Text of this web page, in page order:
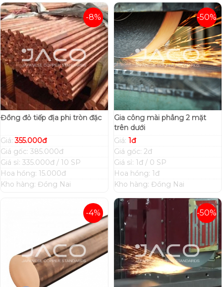
-8%
Đồng đỏ tiếp địa phi tròn đặc
Giá:355.000đ
Giá gốc: 385.000đ
Giá sỉ: 335.000đ / 10 SP
Hoa hồng: 15.000đ
Kho hàng: Đồng Nai
-50%
Gia công mài phẳng 2 mặt
trên dưới
Giá: 1đ
Giá gốc: 2đ
Giá sỉ: 1đ / 0 SP
Hoa hồng: 1đ
Kho hàng: Đồng Nai
-4% -50%